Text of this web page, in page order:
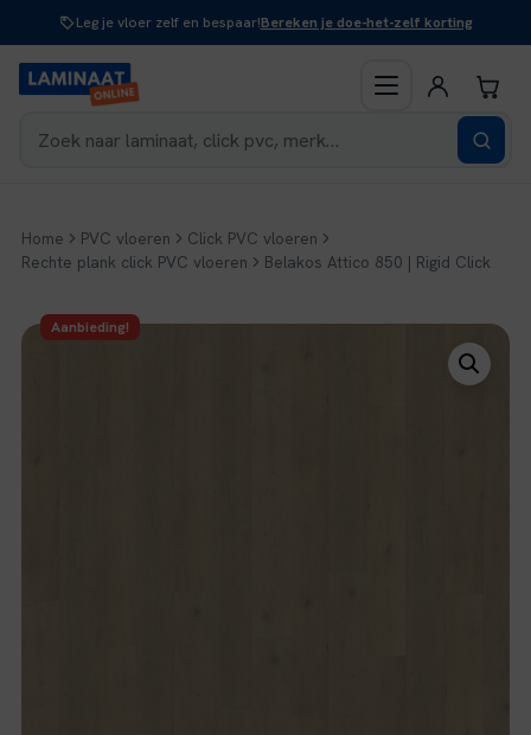
inhoud
Leg je vloer zelf en bespaar!Bereken je doe-het-zelf korting
Home PVC vloeren
Click PVC vloeren
Rechte plank click PVC vloeren
Belakos Attico 850 | Rigid Click
Aanbieding!